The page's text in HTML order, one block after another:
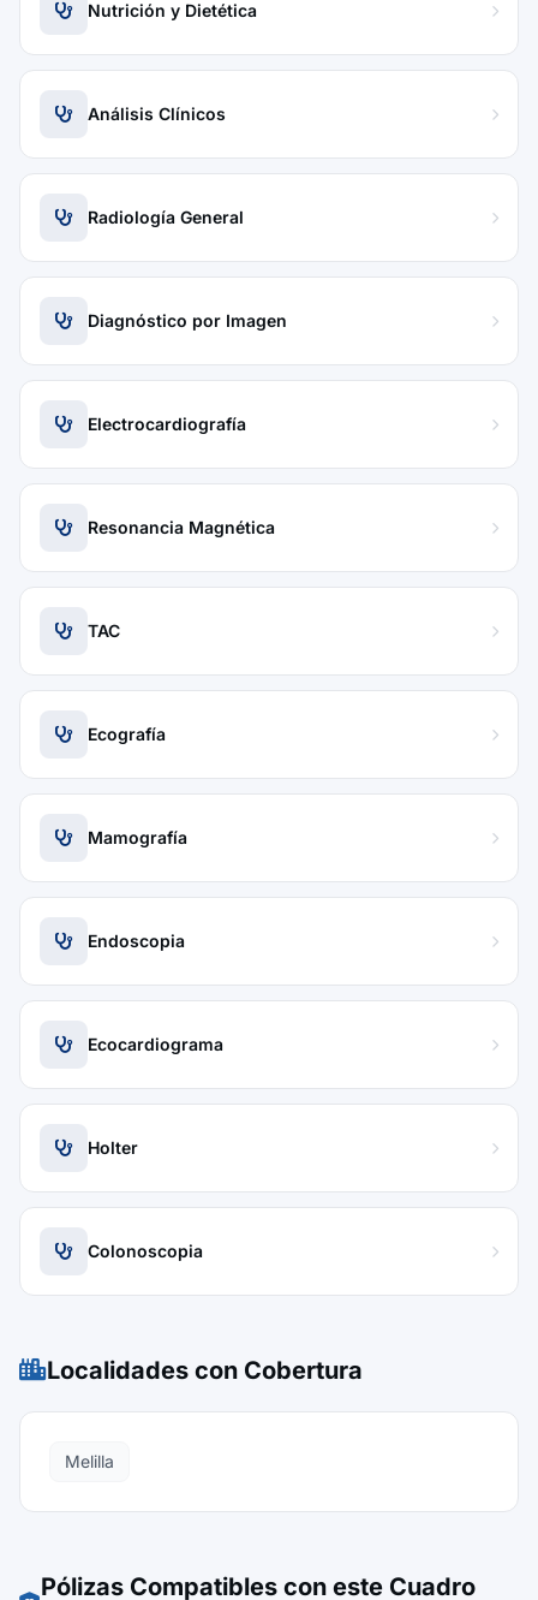
Nutrición y Dietética
Análisis Clínicos
Radiología General
Diagnóstico por Imagen
Electrocardiografía
Resonancia Magnética
TAC
Ecografía
Mamografía
Endoscopia
Ecocardiograma
Holter
Colonoscopia
Localidades con Cobertura
Melilla
Pólizas Compatibles con este Cuadro